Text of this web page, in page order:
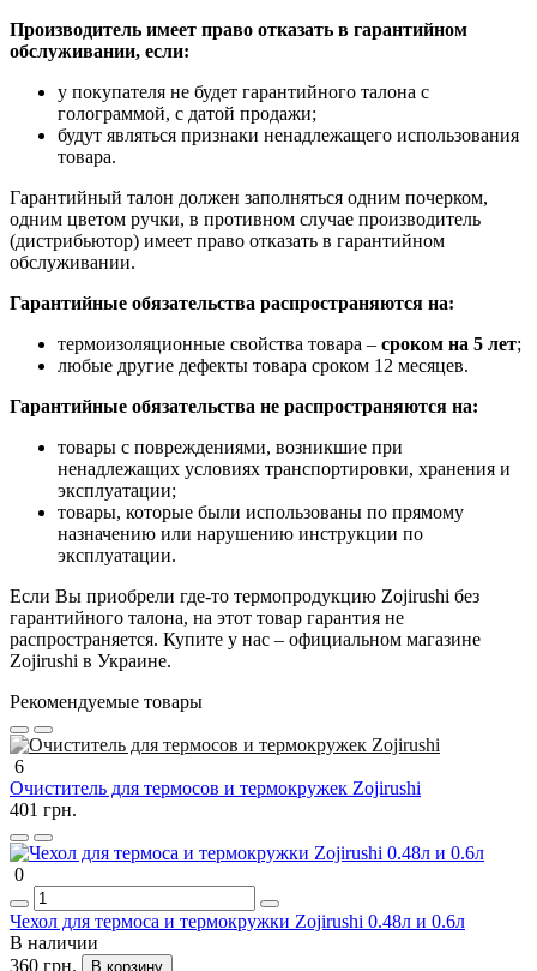
Производитель имеет право отказать в гарантийном
обслуживании, если:
у покупателя не будет гарантийного талона с
голограммой, с датой продажи;
будут являться признаки ненадлежащего использования
товара.
Гарантийный талон должен заполняться одним почерком,
одним цветом ручки, в противном случае производитель
(дистрибьютор) имеет право отказать в гарантийном
обслуживании.
Гарантийные обязательства распространяются на:
термоизоляционные свойства товара – сроком на 5 лет;
любые другие дефекты товара сроком 12 месяцев.
Гарантийные обязательства не распространяются на:
товары с повреждениями, возникшие при
ненадлежащих условиях транспортировки, хранения и
эксплуатации;
товары, которые были использованы по прямому
назначению или нарушению инструкции по
эксплуатации.
Если Вы приобрели где-то термопродукцию Zojirushi без
гарантийного талона, на этот товар гарантия не
распространяется. Купите у нас – официальном магазине
Zojirushi в Украине.
Рекомендуемые товары
6
Очиститель для термосов и термокружек Zojirushi
401 грн.
0
Чехол для термоса и термокружки Zojirushi 0.48л и 0.6л
В наличии
360 грн.
В корзину